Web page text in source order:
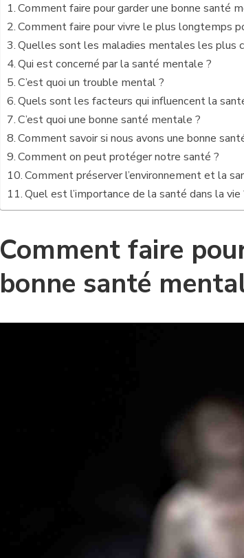
Comment faire pour garder une bonne santé
Comment faire pour vivre le plus longtemps
Quelles sont les maladies mentales les plus
Qui est concerné par la santé mentale ?
C’est quoi un trouble mental ?
Quels sont les facteurs qui influencent la
C’est quoi une bonne santé mentale ?
Comment savoir si nous avons une bonne
Comment on peut protéger notre santé ?
Comment préserver l’environnement et la
Quel est l’importance de la santé dans la vie
Comment faire
bonne santé